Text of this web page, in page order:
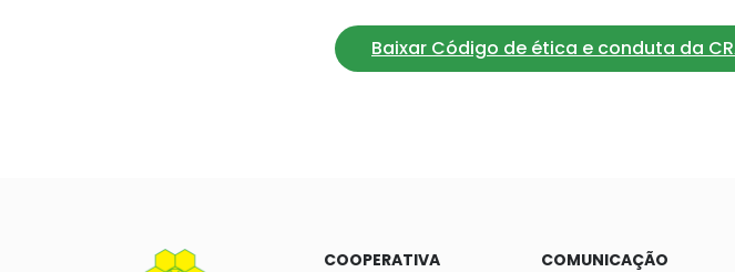
Baixar Código de ética e conduta da
COOPERATIVA
COMUNICAÇÃO